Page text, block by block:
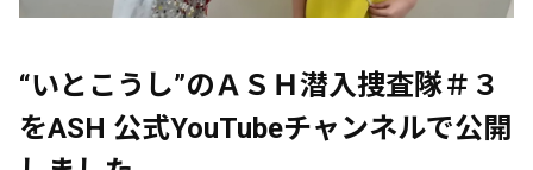
“いとこうし”のＡＳＨ潜入捜査隊＃３
をASH 公式YouTubeチャンネルで公開